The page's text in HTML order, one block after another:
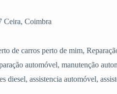
Ceira, Coimbra
de carros perto de mim,
automóvel, manutenção
diesel, assistencia automóvel,